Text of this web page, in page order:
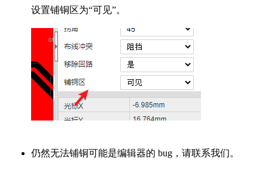
设置铺铜区为“可见”。
仍然无法铺铜可能是编辑器的 bug，请联系我们。